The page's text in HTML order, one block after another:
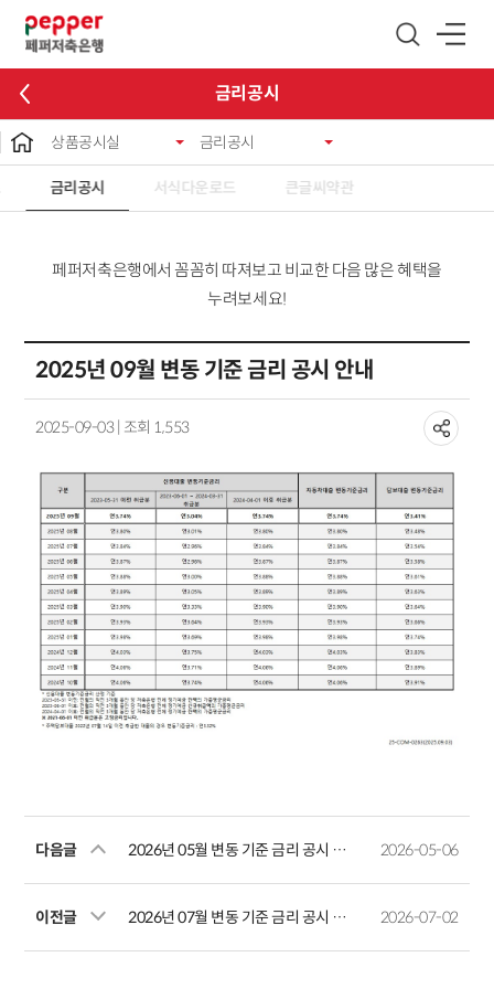
금리공시
상품공시실 금리공시
금리공시 서식다운로드 큰글씨약관
페퍼저축은행에서 꼼꼼히 따져보고 비교한 다음 많은 혜택을
누려보세요!
2025년 09월 변동 기준 금리 공시 안내
2025-09-03 | 조회 1,553
다음글 2026년 05월 변동 기준 금리 공시 안내 2026-05-06
이전글 2026년 07월 변동 기준 금리 공시 안내 2026-07-02